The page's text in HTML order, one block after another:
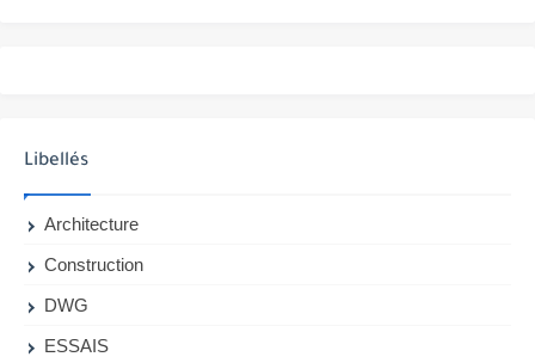
Libellés
Architecture
Construction
DWG
ESSAIS